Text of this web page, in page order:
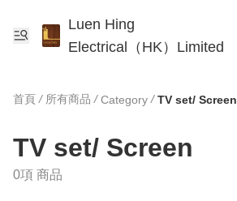
Luen Hing
Electrical（HK）Limited
首頁 / 所有商品 / Category / TV set/ Screen
TV set/ Screen
0項 商品